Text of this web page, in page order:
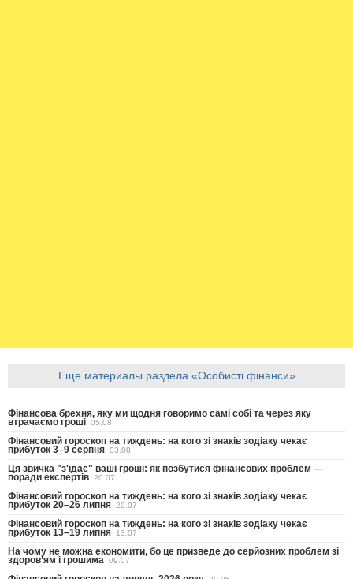
Еще материалы раздела «Особисті фінанси»
Фінансова брехня, яку ми щодня говоримо самі собі та через яку
втрачаємо гроші 05.08
Фінансовий гороскоп на тиждень: на кого зі знаків зодіаку чекає
прибуток 3–9 серпня 03.08
Ця звичка "з'їдає" ваші гроші: як позбутися фінансових проблем —
поради експертів 20.07
Фінансовий гороскоп на тиждень: на кого зі знаків зодіаку чекає
прибуток 20–26 липня 20.07
Фінансовий гороскоп на тиждень: на кого зі знаків зодіаку чекає
прибуток 13–19 липня 13.07
На чому не можна економити, бо це призведе до серйозних проблем зі
здоров’ям і грошима 09.07